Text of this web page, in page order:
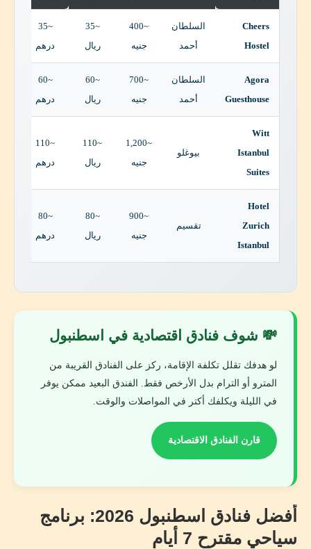
Cheers
Hostel
السلطان
أحمد
~400
جنيه
~35
ريال
~35
درهم
Agora
Guesthouse
السلطان
أحمد
~700
جنيه
~60
ريال
~60
درهم
Witt
Istanbul
Suites
بيوغلو
~1,200
جنيه
~110
ريال
~110
درهم
Hotel
Zurich
Istanbul
تقسيم
~900
جنيه
~80
ريال
~80
درهم
💸 شوف فنادق اقتصادية في اسطنبول
لو هدفك تقلل تكلفة الإقامة، ركز على الفنادق القريبة من
المترو أو الترام بدل الأرخص فقط. الفندق البعيد ممكن يوفر
في الليلة ويكلفك أكتر في المواصلات والوقت.
قارن الفنادق الاقتصادية
أفضل فنادق اسطنبول 2026: برنامج
سياحي مقترح 7 أيام